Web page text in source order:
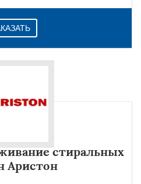
стиральных
Аристон